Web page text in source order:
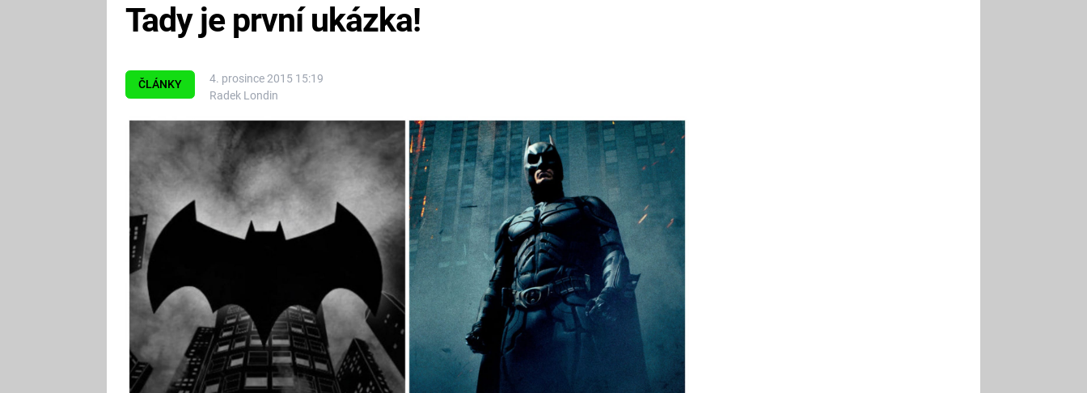
ČLÁNKY
4. prosince 2015 15:19
Radek Londin
Tady je první ukázka!